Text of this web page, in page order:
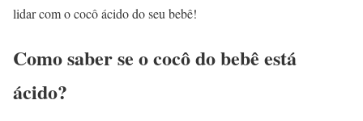
lidar com o cocô ácido do seu bebê!
Como saber se o cocô do bebê está
ácido?